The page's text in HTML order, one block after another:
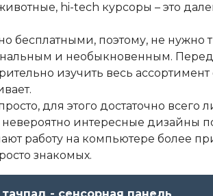
hi-tech курсоры – это
бесплатными, поэтому, не нужно
и необыкновенным. Перед
изучить весь ассортимент
для этого достаточно
невероятно интересные дизайны
работу на компьютере более
знакомых.